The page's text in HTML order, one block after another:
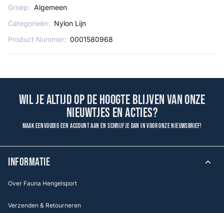
Groep: Algemeen
Categorieën: Nylon Lijn
Product Nummer: 0001580968
Wil je altijd op de hoogte blijven van onze
nieuwtjes en acties?
Maak eenvoudig een account aan en schrijf je dan in voor onze nieuwsbrief!
INFORMATIE
Over Fauna Hengelsport
Verzenden & Retourneren